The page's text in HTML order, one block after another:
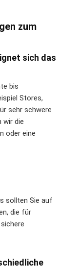
zum
sich das
bis
Stores,
sehr schwere
wir die
oder eine
sollten Sie auf
die für